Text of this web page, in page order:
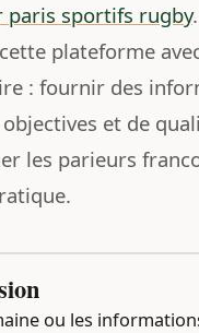
paris sportifs rugby
plateforme
: fournir des
et de
les parieurs
ou les